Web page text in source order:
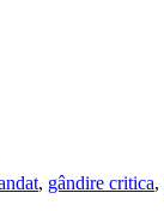
, gândire critica,